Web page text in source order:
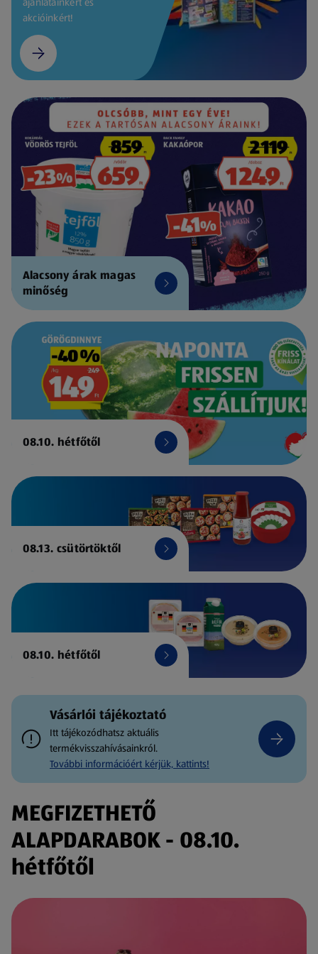
akcióinkért!
Alacsony árak magas
minőség
08.10. hétfőtől
08.13. csütörtöktől
08.10. hétfőtől
Vásárlói tájékoztató
Itt tájékozódhatsz aktuális
termékvisszahívásainkról.
További információért kérjük, kattints!
MEGFIZETHETŐ
ALAPDARABOK - 08.10.
hétfőtől